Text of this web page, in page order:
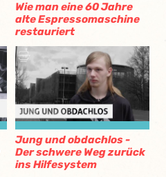
Wie man eine 60 Jahre
alte Espressomaschine
restauriert
Jung und obdachlos -
Der schwere Weg zurück
ins Hilfesystem